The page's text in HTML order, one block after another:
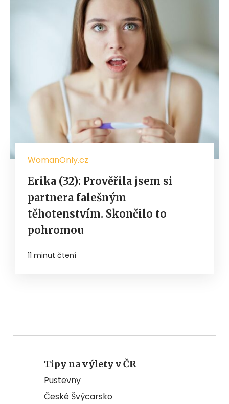
WomanOnly.cz
Erika (32): Prověřila jsem si
partnera falešným
těhotenstvím. Skončilo to
pohromou
11 minut čtení
Tipy na výlety v ČR
Pustevny
České Švýcarsko